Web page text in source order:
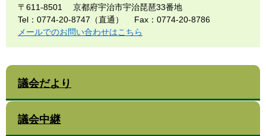
〒611-8501
京都府宇治市宇治琵琶33番地
Tel：0774-20-8747（直通）
Fax：0774-20-8786
メールでのお問い合わせはこちら
議会だより
議会中継